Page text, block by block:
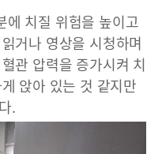
에 치질 위험을 높이고
거나 영상을 시청하며
관 압력을 증가시켜 치
앉아 있는 것 같지만
.